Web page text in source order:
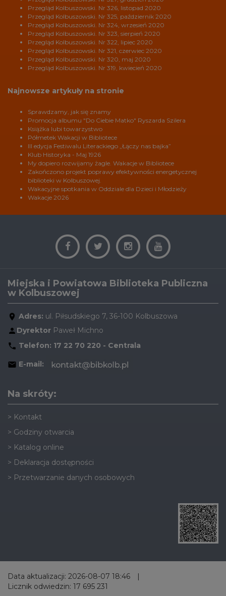
Przegląd Kolbuszowski. Nr 326, listopad 2020
Przegląd Kolbuszowski. Nr 325, październik 2020
Przegląd Kolbuszowski. Nr 324, wrzesień 2020
Przegląd Kolbuszowski. Nr 323, sierpień 2020
Przegląd Kolbuszowski. Nr 322, lipiec 2020
Przegląd Kolbuszowski. Nr 321, czerwiec 2020
Przegląd Kolbuszowski. Nr 320, maj 2020
Przegląd Kolbuszowski. Nr 319, kwiecień 2020
Najnowsze artykuły na stronie
Sprawdzamy, jak się znamy
Promocja albumu "Do Ciebie Matko" Ryszarda Szilera
Książka lubi towarzystwo
Półmetek Wakacji w Bibliotece
III edycja Festiwalu Literackiego „Łączy nas bajka”
Klub Historyka - Maj 1926
My dopiero rozwijamy żagle. Wakacje w Bibliotece
Zakończono projekt poprawy efektywności energetycznej
biblioteki w Kolbuszowej.
Wakacyjne spotkania w Oddziale dla Dzieci i Młodzieży
Wakacje 2026
Miejska i Powiatowa Biblioteka Publiczna
w Kolbuszowej
Adres: ul. Piłsudskiego 7, 36-100 Kolbuszowa
Dyrektor Paweł Michno
Telefon: 17 22 70 220 - Centrala
E-mail:
Na skróty:
> Kontakt
> Godziny otwarcia
> Katalog online
> Deklaracja dostępności
> Przetwarzanie danych osobowych
Data aktualizacji: 2026-08-07 18:46
|
Licznik odwiedzin: 17 695 231